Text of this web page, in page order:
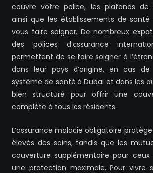
couvre votre police, les plafonds de
ainsi que les établissements de santé
vous faire soigner. De nombreux
des polices d’assurance
permettent de se faire soigner à
dans leur pays d’origine, en cas de
système de santé à Dubaï et dans les
bien structuré pour offrir une
complète à tous les résidents.
L’assurance maladie obligatoire
élevés des soins, tandis que les
couverture supplémentaire pour
une protection maximale. Pour vivre